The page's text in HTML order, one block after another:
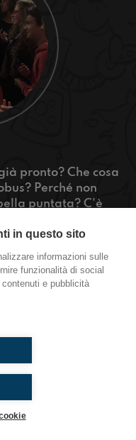
pronto? Che cosa
Perché non
puntata? C'è
e si conclude
in questo sito
informazioni sulle
funzionalità di social
e pubblicità